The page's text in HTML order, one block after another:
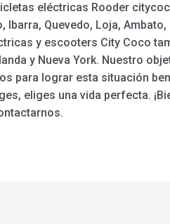
eléctricas Rooder
Quevedo, Loja,
y escooters City Coco
y Nueva York. Nuestro
para lograr esta situación
eliges una vida perfecta.